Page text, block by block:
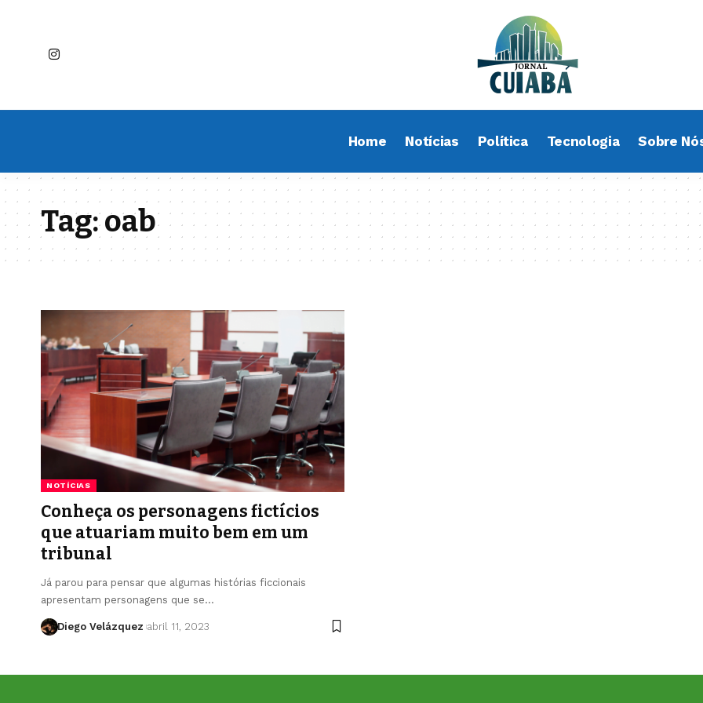
Home Notícias Política Tecnologia Sobre
Tag:oab
NOTÍCIAS
Conheça os personagens fictícios
que atuariam muito bem em um
tribunal
Já parou para pensar que algumas histórias ficcionais
apresentam personagens que se…
Diego Velázquez abril 11, 2023